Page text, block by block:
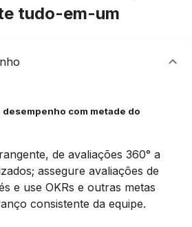
tudo-em-um
com metade do
de avaliações 360° a
assegure avaliações de
e use OKRs e outras metas
consistente da equipe.